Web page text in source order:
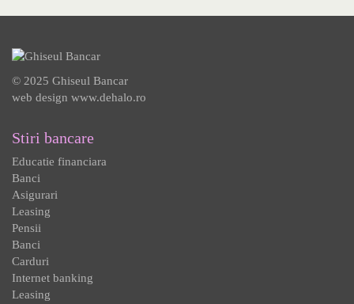
© 2025 Ghiseul Bancar
web design www.dehalo.ro
Stiri bancare
Educatie financiara
Banci
Asigurari
Leasing
Pensii
Banci
Carduri
Internet banking
Leasing